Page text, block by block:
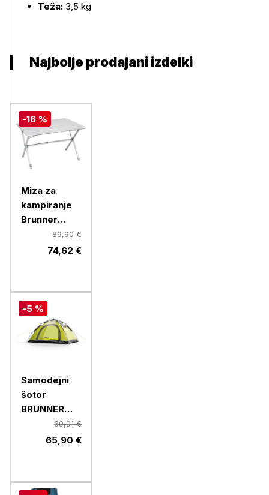
Teža: 3,5 kg
Najbolje prodajani izdelki
-16 %
Miza za
kampiranje
Brunner
GAPLESS
89,90 €
74,62 €
-5 %
Samodejni
šotor
BRUNNER
STRATO 2
AUTOMATIC
69,91 €
65,90 €